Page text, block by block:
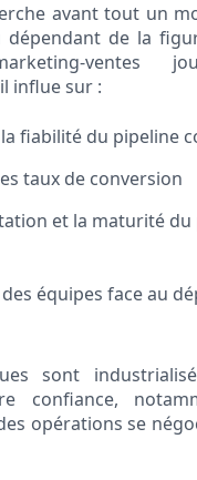
avant tout un
dépendant de la
influe sur :
fiabilité du pipeline
taux de conversion
et la maturité du
équipes face au
sont
confiance,
opérations se